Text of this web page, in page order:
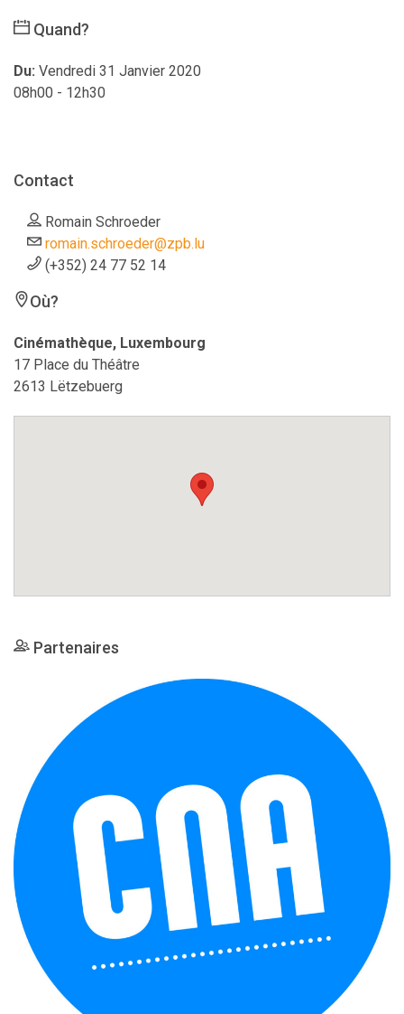
Quand?
Du: Vendredi 31 Janvier 2020
08h00 - 12h30
Contact
Romain Schroeder
romain.schroeder@zpb.lu
(+352) 24 77 52 14
Où?
Cinémathèque, Luxembourg
17 Place du Théâtre
2613 Lëtzebuerg
Partenaires